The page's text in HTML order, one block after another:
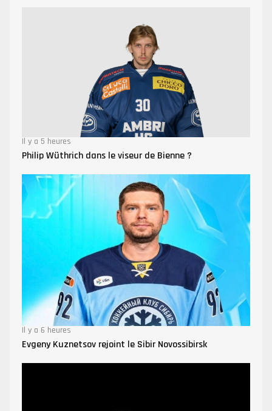
Il y a 5 heures
Philip Wüthrich dans le viseur de Bienne ?
Il y a 6 heures
Evgeny Kuznetsov rejoint le Sibir Novossibirsk